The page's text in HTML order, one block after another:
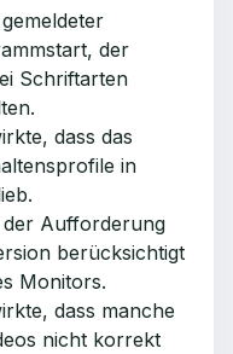
der
Schriftarten
dass das
in
der Aufforderung
berücksichtigt
Monitors.
dass manche
nicht korrekt